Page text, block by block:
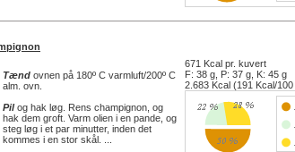
Tænd ovnen på 180º C varmluft/200º C
alm. ovn.
Pilog hak løg. Rens champignon, og
hak dem groft. Varm olien i en pande, og
steg løg i et par minutter, inden det
kommes i en stor skål. ...
671 Kcal pr. kuvert
F: 38 g, P: 37 g, K: 45 g
2.683 Kcal (191 Kcal/100